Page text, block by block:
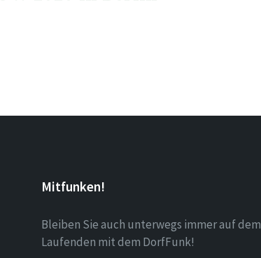
Mitfunken!
Bleiben Sie auch unterwegs immer auf dem
Laufenden mit dem DorfFunk!